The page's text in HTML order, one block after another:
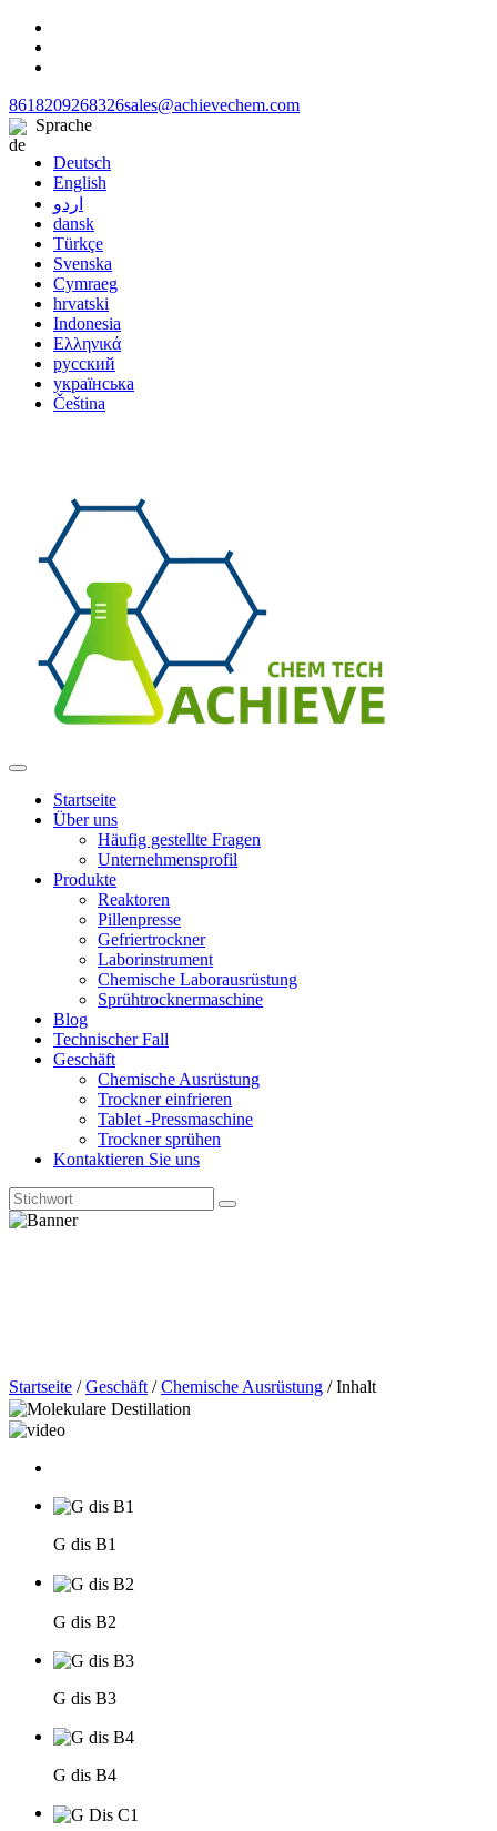
8618209268326sales@achievechem.com
Sprache
Deutsch
English
اردو
dansk
Türkçe
Svenska
Cymraeg
hrvatski
Indonesia
Ελληνικά
русский
українська
Čeština
Startseite
Über uns
Häufig gestellte Fragen
Unternehmensprofil
Produkte
Reaktoren
Pillenpresse
Gefriertrockner
Laborinstrument
Chemische Laborausrüstung
Sprühtrocknermaschine
Blog
Technischer Fall
Geschäft
Chemische Ausrüstung
Trockner einfrieren
Tablet -Pressmaschine
Trockner sprühen
Kontaktieren Sie uns
Startseite /Geschäft /Chemische Ausrüstung /Inhalt
G dis B1
G dis B2
G dis B3
G dis B4